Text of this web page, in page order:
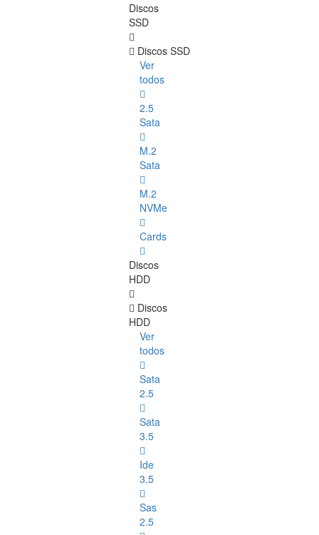
Discos
SSD
Discos SSD
Ver
todos
2.5
Sata
M.2
Sata
M.2
NVMe
Cards
Discos
HDD
Discos
HDD
Ver
todos
Sata
2.5
Sata
3.5
Ide
3.5
Sas
2.5